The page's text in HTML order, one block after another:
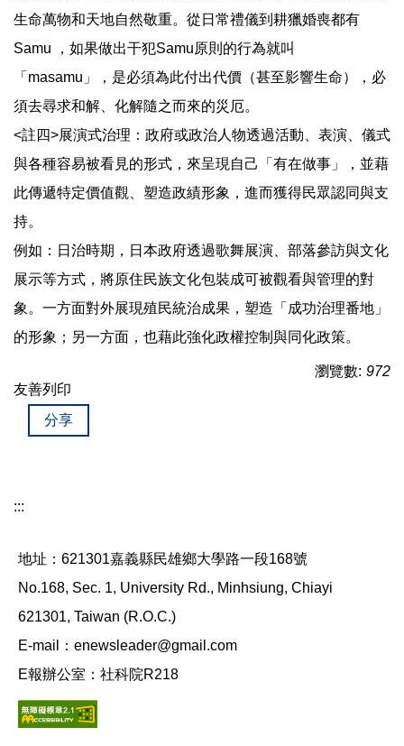
生命萬物和天地自然敬重。從日常禮儀到耕獵婚喪都有
Samu ，如果做出干犯Samu原則的行為就叫
「masamu」，是必須為此付出代價（甚至影響生命），必
須去尋求和解、化解隨之而來的災厄。
<註四>展演式治理：政府或政治人物透過活動、表演、儀式
與各種容易被看見的形式，來呈現自己「有在做事」，並藉
此傳遞特定價值觀、塑造政績形象，進而獲得民眾認同與支
持。
例如：日治時期，日本政府透過歌舞展演、部落參訪與文化
展示等方式，將原住民族文化包裝成可被觀看與管理的對
象。一方面對外展現殖民統治成果，塑造「成功治理番地」
的形象；另一方面，也藉此強化政權控制與同化政策。
瀏覽數: 972
友善列印
分享
:::
地址：621301嘉義縣民雄鄉大學路一段168號
No.168, Sec. 1, University Rd., Minhsiung, Chiayi
621301, Taiwan (R.O.C.)
E-mail：enewsleader@gmail.com
E報辦公室：社科院R218